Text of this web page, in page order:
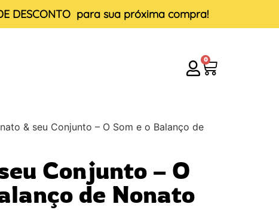
DESCONTO para sua próxima compra!
0
& seu Conjunto – O Som e o Balanço de
Conjunto – O
de Nonato